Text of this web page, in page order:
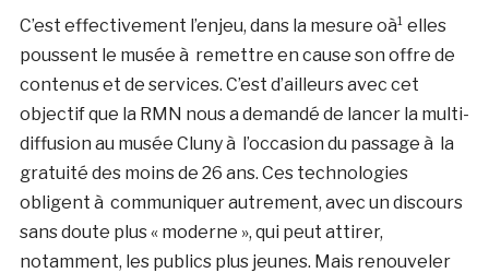
C’est effectivement l’enjeu, dans la mesure oà¹ elles
poussent le musée à remettre en cause son offre de
contenus et de services. C’est d’ailleurs avec cet
objectif que la RMN nous a demandé de lancer la multi-
diffusion au musée Cluny à l’occasion du passage à la
gratuité des moins de 26 ans. Ces technologies
obligent à communiquer autrement, avec un discours
sans doute plus « moderne », qui peut attirer,
notamment, les publics plus jeunes. Mais renouveler